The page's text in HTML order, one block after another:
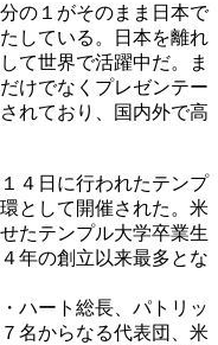
の１がそのまま日本で
している。日本を離れ
て世界で活躍中だ。ま
けでなくプレゼンテー
れており、国内外で高
４日に行われたテンプ
として開催された。米
たテンプル大学卒業生
年の創立以来最多とな
ハート総長、パトリッ
名からなる代表団、米